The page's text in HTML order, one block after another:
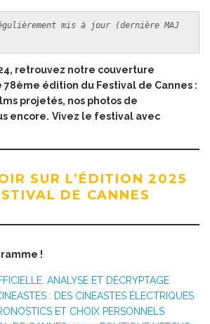
mis à jour (dernière MAJ
retrouvez notre couverture
édition du Festival de Cannes :
projetés, nos photos de
encore. Vivez le festival avec
SUR L’ÉDITION 2025
DE CANNES
!
ANALYSE ET DÉCRYPTAGE
: DES CINEASTES ÉLECTRIQUES
ET CHOIX PERSONNELS